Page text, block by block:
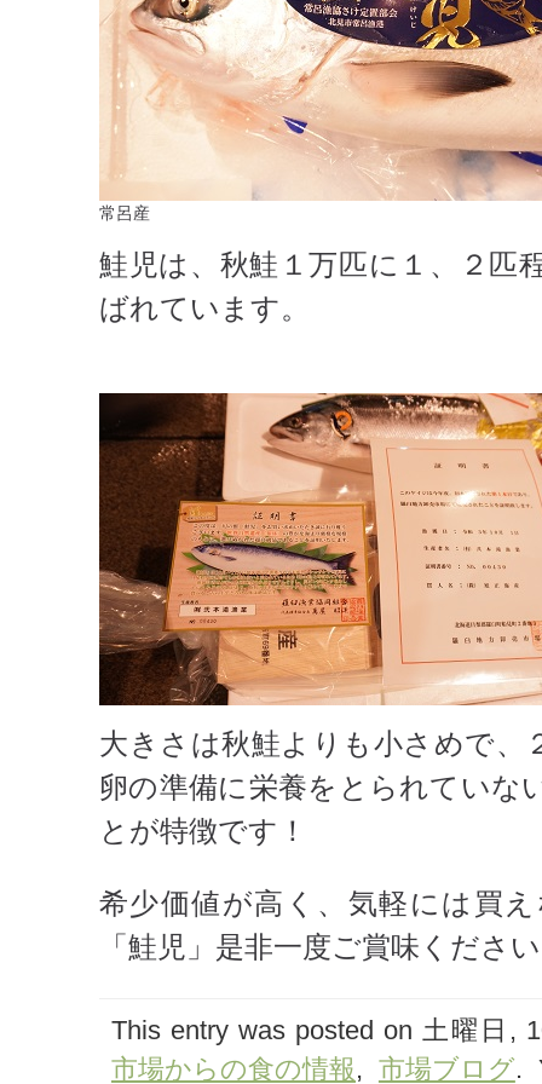
常呂産
鮭児は、秋鮭１万匹に１、２匹
ばれています。
大きさは秋鮭よりも小さめで、
卵の準備に栄養をとられていな
とが特徴です！
希少価値が高く、気軽には買
「鮭児」是非一度ご賞味くださ
This entry was posted on 土曜日,
市場からの食の情報, 市場ブログ.